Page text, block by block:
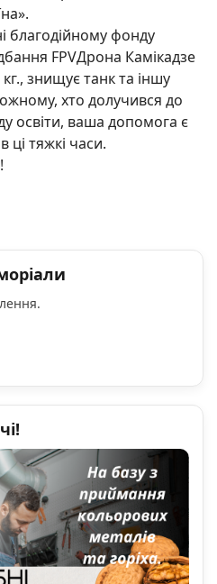
благодійному фонду
FPVДрона Камікадзе
знищує танк та іншу
хто долучився до
освіти, ваша допомога є
тяжкі часи.